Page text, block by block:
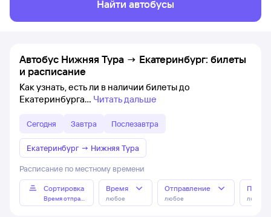
Найти автобусы
Автобус Нижняя Тура → Екатеринбург: билеты
и расписание
Как узнать, есть ли в наличии билеты до
Екатеринбурга
Читать дальше
Сегодня Завтра Послезавтра
Екатеринбург → Нижняя Тура
Расписание по местному времени
Сортировка
Время отправления
Время
любое
Отправление
любое любое